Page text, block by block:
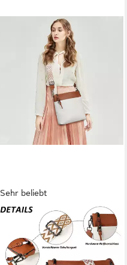
Sehr beliebt
Schultertasche Damen
Handtasche Crossbody Bag
Tasche shopper Freizeit leicht